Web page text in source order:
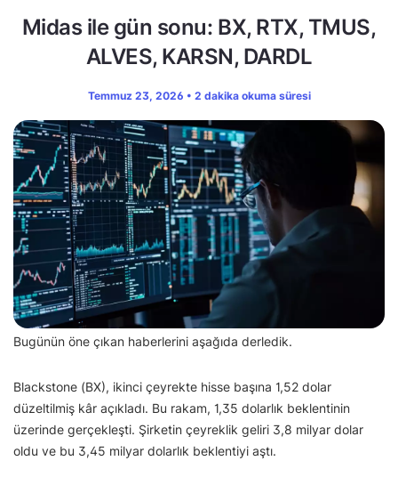
Midas ile gün sonu: BX, RTX, TMUS,
ALVES, KARSN, DARDL
Temmuz 23, 2026 • 2 dakika okuma süresi
Bugünün öne çıkan haberlerini aşağıda derledik.
Blackstone (BX), ikinci çeyrekte hisse başına 1,52 dolar
düzeltilmiş kâr açıkladı. Bu rakam, 1,35 dolarlık beklentinin
üzerinde gerçekleşti. Şirketin çeyreklik geliri 3,8 milyar dolar
oldu ve bu 3,45 milyar dolarlık beklentiyi aştı.